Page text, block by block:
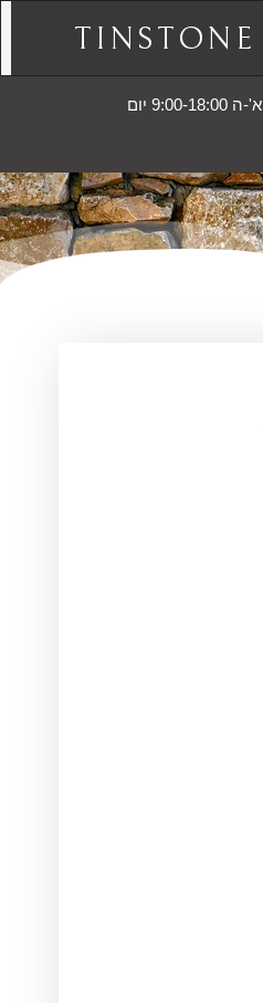
TINSTONE
שעות פעילות: ימים א'-ה 9:00-18:00 יום